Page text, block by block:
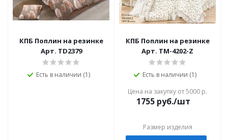
КПБ Поплин на резинке
Арт. TD2379
Есть в наличии (1)
КПБ Поплин на резинке
Арт. TM-4202-Z
Есть в наличии (1)
Цена на закупку от 5000 р.
1755 руб./шт
Размер изделия